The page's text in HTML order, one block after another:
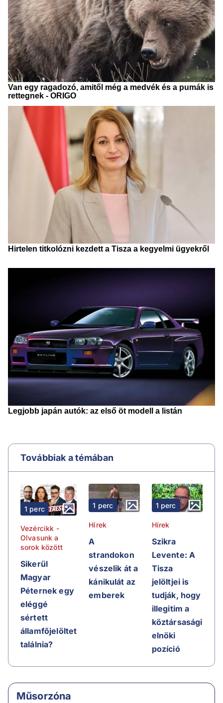
Továbbiak a témában
1 perc
Vezércikk -
Olvasunk a
sorok között
Sikerül
Magyar
Péternek egy
eléggé
sértett
államfőjelöltet
találnia?
1 perc
Hírek
A
strandokon
vészelik át a
kánikulát az
emberek
1 perc
Hírek
Szikra
Levente: A
Tisza
jelöltjei is
tudják, hogy
illegitim a
köztársasági
elnöki
pozíció
Műsorzóna